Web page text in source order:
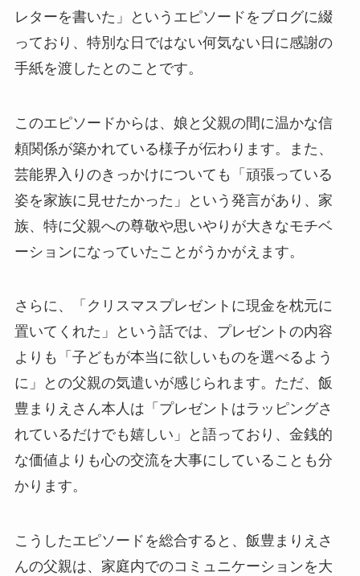
レターを書いた」というエピソードをブログに綴
っており、特別な日ではない何気ない日に感謝の
手紙を渡したとのことです。
このエピソードからは、娘と父親の間に温かな信
頼関係が築かれている様子が伝わります。また、
芸能界入りのきっかけについても「頑張っている
姿を家族に見せたかった」という発言があり、家
族、特に父親への尊敬や思いやりが大きなモチベ
ーションになっていたことがうかがえます。
さらに、「クリスマスプレゼントに現金を枕元に
置いてくれた」という話では、プレゼントの内容
よりも「子どもが本当に欲しいものを選べるよう
に」との父親の気遣いが感じられます。ただ、飯
豊まりえさん本人は「プレゼントはラッピングさ
れているだけでも嬉しい」と語っており、金銭的
な価値よりも心の交流を大事にしていることも分
かります。
こうしたエピソードを総合すると、飯豊まりえさ
んの父親は、家庭内でのコミュニケーションを大